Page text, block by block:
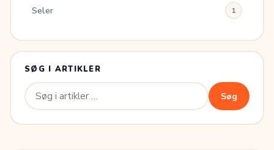
Seler 1
SØG I ARTIKLER
Søg
efter:
Søg